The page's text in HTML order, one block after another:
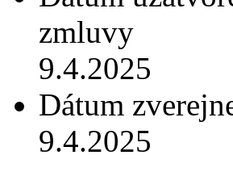
zmluvy
9.4.2025
Dátum
9.4.2025